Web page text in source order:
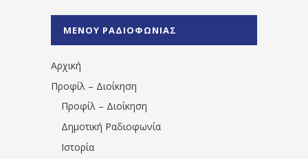
1531194763766854/" artist="" ]
ΜΕΝΟΥ ΡΑΔΙΟΦΩΝΙΑΣ
Αρχική
Προφίλ – Διοίκηση
Προφίλ – Διοίκηση
Δημοτική Ραδιοφωνία
Ιστορία